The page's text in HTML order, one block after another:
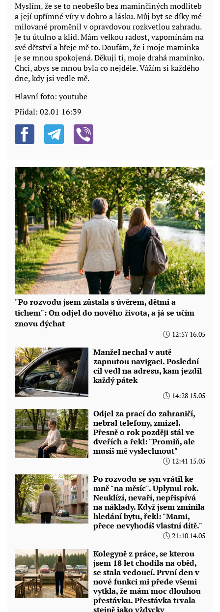
Myslím, že se to neobešlo bez maminčiných modliteb
a její upřímné víry v dobro a lásku. Můj byt se díky mé
milované proměnil v opravdovou rozkvetlou zahradu.
Je tu útulno a klid. Mám velkou radost, vzpomínám na
své dětství a hřeje mě to. Doufám, že i moje maminka
je se mnou spokojená. Děkuji ti, moje drahá maminko.
Chci, abys se mnou byla co nejdéle. Vážím si každého
dne, kdy jsi vedle mě.
Hlavní foto: youtube
Přidal: 02.01 16:39
"Po rozvodu jsem zůstala s úvěrem, dětmi a
tichem": On odjel do nového života, a já se učím
znovu dýchat
12:57 16.05
Manžel nechal v autě
zapnutou navigaci. Poslední
cíl vedl na adresu, kam jezdil
každý pátek
14:28 15.05
Odjel za prací do zahraničí,
nebral telefony, zmizel.
Přesně o rok později stál ve
dveřích a řekl: "Promiň, ale
musíš mě vyslechnout"
12:41 15.05
Po rozvodu se syn vrátil ke
mně "na měsíc". Uplynul rok.
Neuklízí, nevaří, nepřispívá
na náklady. Když jsem zmínila
hledání bytu, řekl: "Mami,
přece nevyhodíš vlastní dítě."
21:10 14.05
Kolegyně z práce, se kterou
jsem 18 let chodila na oběd,
se stala vedoucí. První den v
nové funkci mi přede všemi
vytkla, že mám moc dlouhou
přestávku. Přestávka trvala
stejně jako vždycky